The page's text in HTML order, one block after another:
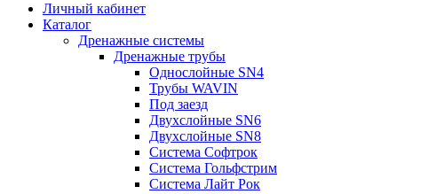
Личный кабинет
Каталог
Дренажные системы
Дренажные трубы
Однослойные SN4
Трубы WAVIN
Под заезд
Двухслойные SN6
Двухслойные SN8
Система Софтрок
Система Гольфстрим
Система Лайт Рок